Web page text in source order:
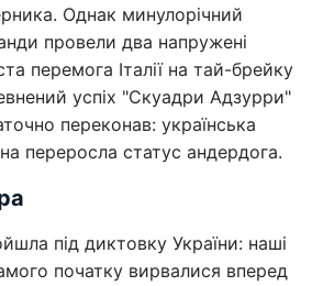
Однак минулорічний
провели два напружені
перемога Італії на тай-брейку
успіх "Скуадри Адзурри"
переконав: українська
переросла статус андердога.
під диктовку України: наші
початку вирвалися вперед